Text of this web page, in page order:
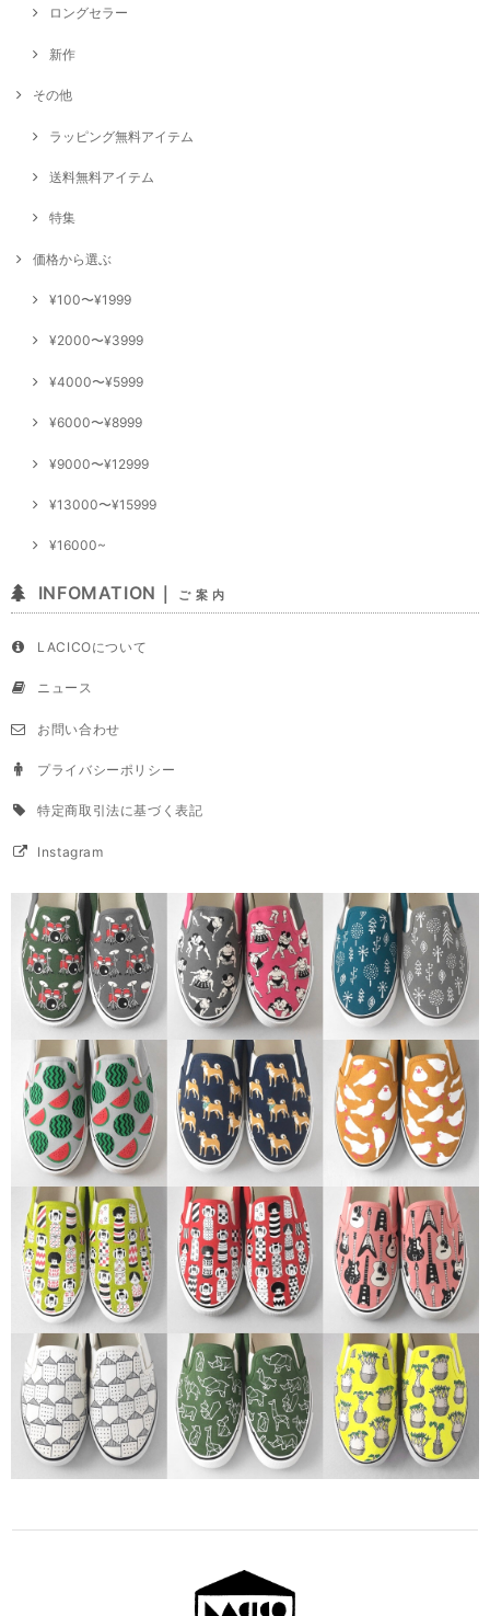
ロングセラー
新作
その他
ラッピング無料アイテム
送料無料アイテム
特集
価格から選ぶ
¥100〜¥1999
¥2000〜¥3999
¥4000〜¥5999
¥6000〜¥8999
¥9000〜¥12999
¥13000〜¥15999
¥16000~
INFOMATION｜ ご 案 内
LACICOについて
ニュース
お問い合わせ
プライバシーポリシー
特定商取引法に基づく表記
Instagram